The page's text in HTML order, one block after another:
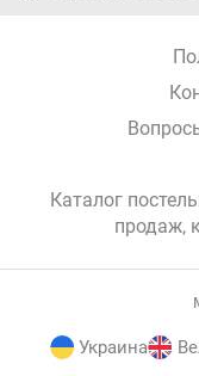
Каталог
продаж,
Украина